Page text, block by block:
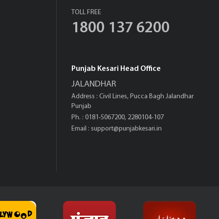
TOLL FREE
1800 137 6200
Punjab Kesari Head Office
JALANDHAR
Address : Civil Lines, Pucca Bagh Jalandhar
Punjab
Ph. : 0181-5067200, 2280104-107
Email : support@punjabkesari.in